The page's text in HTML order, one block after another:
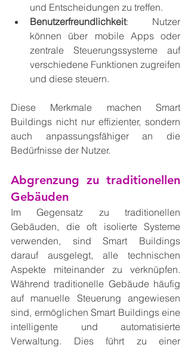
und Entscheidungen zu treffen.
Benutzerfreundlichkeit: Nutzer
können über mobile Apps oder
zentrale Steuerungssysteme auf
verschiedene Funktionen zugreifen
und diese steuern.
Diese Merkmale machen Smart
Buildings nicht nur effizienter, sondern
auch anpassungsfähiger an die
Bedürfnisse der Nutzer.
Abgrenzung zu traditionellen
Gebäuden
Im Gegensatz zu traditionellen
Gebäuden, die oft isolierte Systeme
verwenden, sind Smart Buildings
darauf ausgelegt, alle technischen
Aspekte miteinander zu verknüpfen.
Während traditionelle Gebäude häufig
auf manuelle Steuerung angewiesen
sind, ermöglichen Smart Buildings eine
intelligente und automatisierte
Verwaltung. Dies führt zu einer